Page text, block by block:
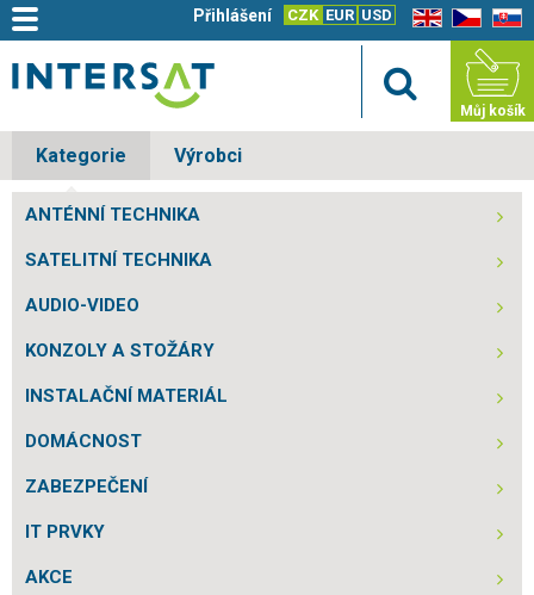
EN CZ SK
CZK EUR USD
Přihlášení
Můj košík
Kategorie Výrobci
ANTÉNNÍ TECHNIKA
SATELITNÍ TECHNIKA
AUDIO-VIDEO
KONZOLY A STOŽÁRY
INSTALAČNÍ MATERIÁL
DOMÁCNOST
ZABEZPEČENÍ
IT PRVKY
AKCE